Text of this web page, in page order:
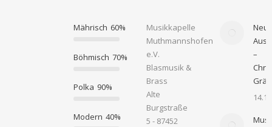
Mährisch 60%
Böhmisch 70%
Polka 90%
Modern 40%
Musikkapelle
Muthmannshofen
e.V.
Blasmusik &
Brass
Alte
Burgstraße
5 - 87452
–